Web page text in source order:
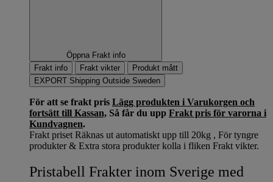
Öppna Frakt info
Frakt info
Frakt vikter
Produkt mått
EXPORT Shipping Outside Sweden
För att se frakt pris Lägg produkten i Varukorgen och
fortsätt till Kassan, Så får du upp Frakt pris för varorna i
Kundvagnen.
Frakt priset Räknas ut automatiskt upp till 20kg , För tyngre
produkter & Extra stora produkter kolla i fliken Frakt vikter.
Pristabell Frakter inom Sverige med